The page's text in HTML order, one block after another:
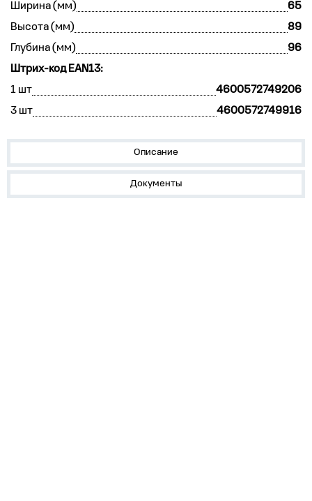
Ширина (мм)
65
Высота (мм)
89
Глубина (мм)
96
Штрих-код EAN13:
1 шт
4600572749206
3 шт
4600572749916
Описание
Документы